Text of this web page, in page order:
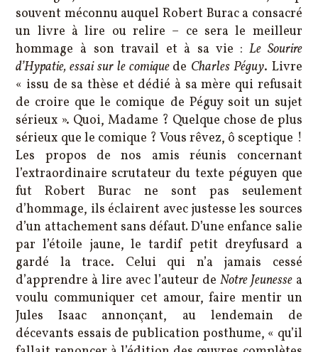
souvent méconnu auquel Robert Burac a consacré
un livre à lire ou relire – ce sera le meilleur
hommage à son travail et à sa vie : Le Sourire
d’Hypatie, essai sur le comique de Charles Péguy. Livre
« issu de sa thèse et dédié à sa mère qui refusait
de croire que le comique de Péguy soit un sujet
sérieux ». Quoi, Madame ? Quelque chose de plus
sérieux que le comique ? Vous rêvez, ô sceptique !
Les propos de nos amis réunis concernant
l’extraordinaire scrutateur du texte péguyen que
fut Robert Burac ne sont pas seulement
d’hommage, ils éclairent avec justesse les sources
d’un attachement sans défaut.D’une enfance salie
par l’étoile jaune, le tardif petit dreyfusard a
gardé la trace. Celui qui n’a jamais cessé
d’apprendre à lire avec l’auteur de Notre Jeunessea
voulu communiquer cet amour, faire mentir un
Jules Isaac annonçant, au lendemain de
décevants essais de publication posthume, « qu’il